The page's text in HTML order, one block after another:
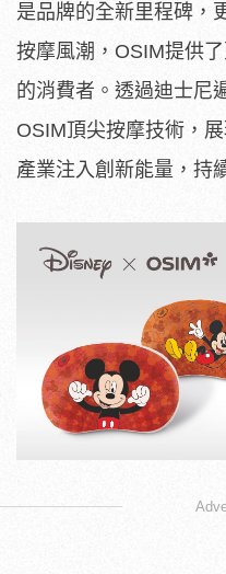
是品牌的全新里程碑，
按摩風潮，OSIM提供
的消費者。透過迪士尼
OSIM頂尖按摩技術，
產業注入創新能量，持